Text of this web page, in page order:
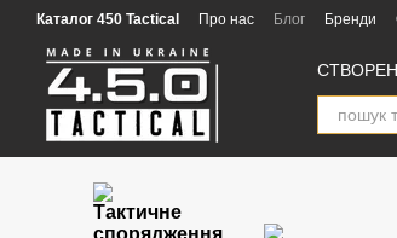
Перейти к основному контенту
Каталог 450 Tactical Про нас Блог Бренди